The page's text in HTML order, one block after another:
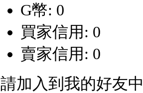
G幣: 0
買家信用: 0
賣家信用: 0
請加入到我的好友